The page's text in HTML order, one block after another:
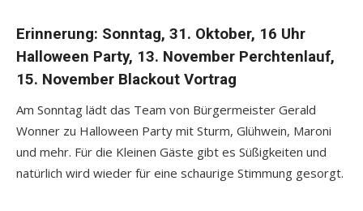
Erinnerung: Sonntag, 31. Oktober, 16 Uhr
Halloween Party, 13. November Perchtenlauf,
15. November Blackout Vortrag
Am Sonntag lädt das Team von Bürgermeister Gerald
Wonner zu Halloween Party mit Sturm, Glühwein, Maroni
und mehr. Für die Kleinen Gäste gibt es Süßigkeiten und
natürlich wird wieder für eine schaurige Stimmung gesorgt.